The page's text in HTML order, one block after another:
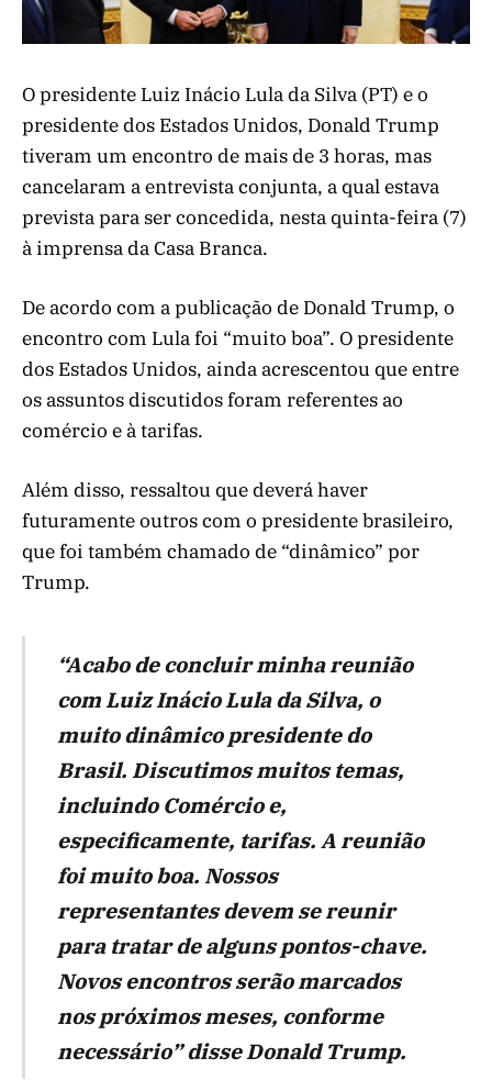
O presidente Luiz Inácio Lula da Silva (PT) e o
presidente dos Estados Unidos, Donald Trump
tiveram um encontro de mais de 3 horas, mas
cancelaram a entrevista conjunta, a qual estava
prevista para ser concedida, nesta quinta-feira (7)
à imprensa da Casa Branca.
De acordo com a publicação de Donald Trump, o
encontro com Lula foi “muito boa”. O presidente
dos Estados Unidos, ainda acrescentou que entre
os assuntos discutidos foram referentes ao
comércio e à tarifas.
Além disso, ressaltou que deverá haver
futuramente outros com o presidente brasileiro,
que foi também chamado de “dinâmico” por
Trump.
“Acabo de concluir minha reunião
com Luiz Inácio Lula da Silva, o
muito dinâmico presidente do
Brasil. Discutimos muitos temas,
incluindo Comércio e,
especificamente, tarifas. A reunião
foi muito boa. Nossos
representantes devem se reunir
para tratar de alguns pontos-chave.
Novos encontros serão marcados
nos próximos meses, conforme
necessário” disse Donald Trump.